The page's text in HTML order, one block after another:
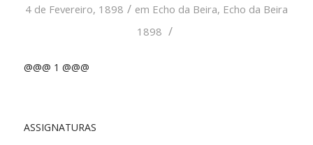
4 de Fevereiro, 1898 / em Echo da Beira, Echo da Beira
1898 /
@@@ 1 @@@
ASSIGNATURAS